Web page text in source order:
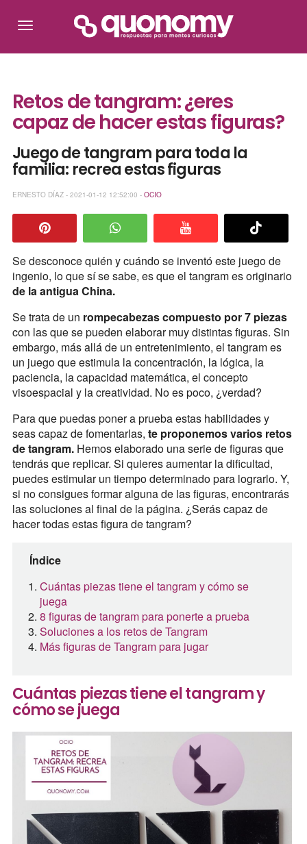
Retos de tangram: ¿eres
capaz de hacer estas figuras?
Juego de tangram para toda la
familia: recrea estas figuras
ERNESTO DÍAZ - 2021-01-12 12:52:00 - OCIO
Se desconoce quién y cuándo se inventó este juego de
ingenio, lo que sí se sabe, es que el tangram es originario
de la antigua China.
Se trata de un rompecabezas compuesto por 7 piezas
con las que se pueden elaborar muy distintas figuras. Sin
embargo, más allá de un entretenimiento, el tangram es
un juego que estimula la concentración, la lógica, la
paciencia, la capacidad matemática, el concepto
visoespacial y la creatividad. No es poco, ¿verdad?
Para que puedas poner a prueba estas habilidades y
seas capaz de fomentarlas, te proponemos varios retos
de tangram.Hemos elaborado una serie de figuras que
tendrás que replicar. Si quieres aumentar la dificultad,
puedes estimular un tiempo determinado para lograrlo. Y,
si no consigues formar alguna de las figuras, encontrarás
las soluciones al final de la página. ¿Serás capaz de
hacer todas estas figura de tangram?
Índice
Cuántas piezas tiene el tangram y cómo se
juega
8 figuras de tangram para ponerte a prueba
Soluciones a los retos de Tangram
Más figuras de Tangram para jugar
Cuántas piezas tiene el tangram y
cómo se juega